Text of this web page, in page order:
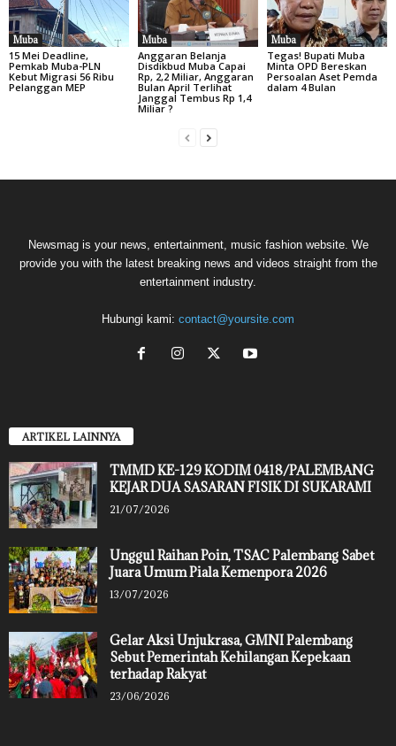
Muba
15 Mei Deadline,
Pemkab Muba-PLN
Kebut Migrasi 56 Ribu
Pelanggan MEP
Muba
Anggaran Belanja
Disdikbud Muba Capai
Rp, 2,2 Miliar, Anggaran
Bulan April Terlihat
Janggal Tembus Rp 1,4
Miliar ?
Muba
Tegas! Bupati Muba
Minta OPD Bereskan
Persoalan Aset Pemda
dalam 4 Bulan
Newsmag is your news, entertainment, music fashion website. We
provide you with the latest breaking news and videos straight from the
entertainment industry.
Hubungi kami: contact@yoursite.com
ARTIKEL LAINNYA
TMMD KE-129 KODIM 0418/PALEMBANG
KEJAR DUA SASARAN FISIK DI SUKARAMI
21/07/2026
Unggul Raihan Poin, TSAC Palembang Sabet
Juara Umum Piala Kemenpora 2026
13/07/2026
Gelar Aksi Unjukrasa, GMNI Palembang
Sebut Pemerintah Kehilangan Kepekaan
terhadap Rakyat
23/06/2026